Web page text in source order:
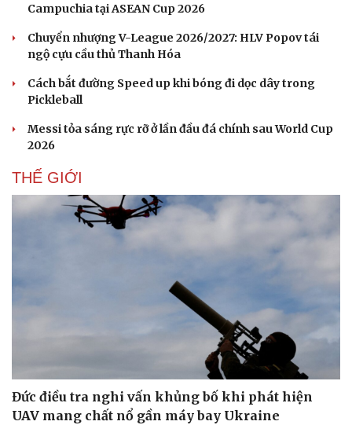
Campuchia tại ASEAN Cup 2026
Chuyển nhượng V-League 2026/2027: HLV Popov tái
ngộ cựu cầu thủ Thanh Hóa
Cách bắt đường Speed up khi bóng đi dọc dây trong
Pickleball
Messi tỏa sáng rực rỡ ở lần đầu đá chính sau World Cup
2026
THẾ GIỚI
Đức điều tra nghi vấn khủng bố khi phát hiện
UAV mang chất nổ gần máy bay Ukraine